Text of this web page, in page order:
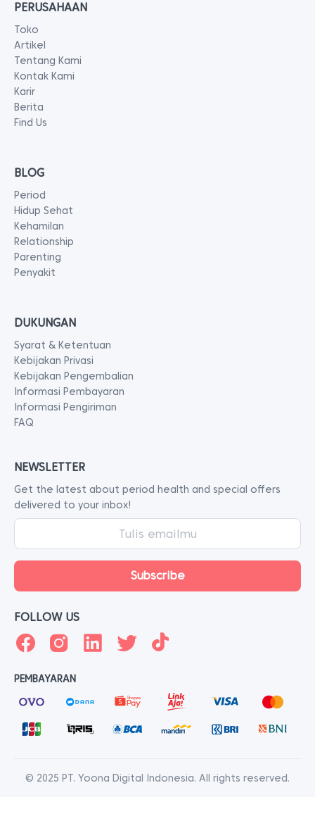
PERUSAHAAN
Toko
Artikel
Tentang Kami
Kontak Kami
Karir
Berita
Find Us
BLOG
Period
Hidup Sehat
Kehamilan
Relationship
Parenting
Penyakit
DUKUNGAN
Syarat & Ketentuan
Kebijakan Privasi
Kebijakan Pengembalian
Informasi Pembayaran
Informasi Pengiriman
FAQ
NEWSLETTER
Get the latest about period health and special offers
delivered to your inbox!
FOLLOW US
PEMBAYARAN
© 2025 PT. Yoona Digital Indonesia. All rights reserved.